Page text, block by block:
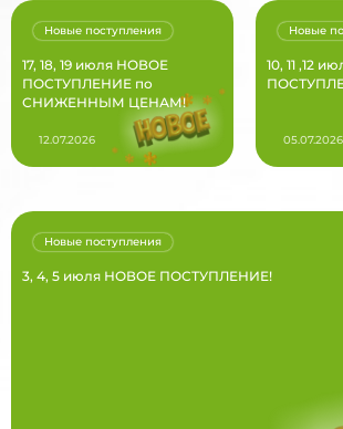
17, 18, 19 июля НОВОЕ
ПОСТУПЛЕНИЕ по
СНИЖЕННЫМ ЦЕНАМ!
Новые поступления
12.07.2026
10, 11 ,12
Новые
05.07.2026
3, 4, 5 июля НОВОЕ ПОСТУПЛЕНИЕ!
Новые поступления